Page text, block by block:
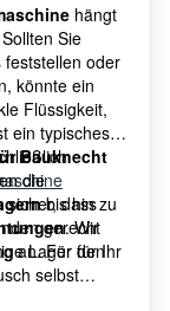
hängt
Sie
oder
könnte ein
Flüssigkeit,
ein typisches
bis hin zu
. Wir
Lager für Ihr
Bauknecht
die
sicher, dass
gerecht
an. Für den
selbst
zur